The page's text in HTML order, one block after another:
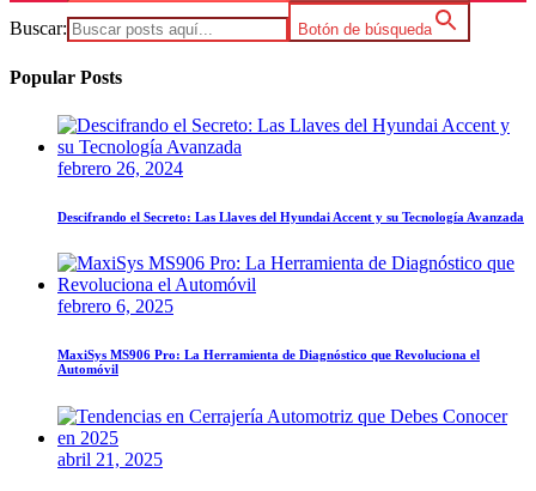
Buscar: Botón de búsqueda
Popular Posts
febrero 26, 2024
Descifrando el Secreto: Las Llaves del Hyundai Accent y su Tecnología Avanzada
febrero 6, 2025
MaxiSys MS906 Pro: La Herramienta de Diagnóstico que Revoluciona el
Automóvil
abril 21, 2025